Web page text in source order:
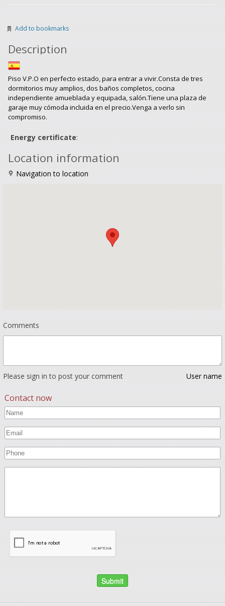
Add to bookmarks
Description
Piso V.P.O en perfecto estado, para entrar a vivir.Consta de tres
dormitorios muy amplios, dos baños completos, cocina
independiente amueblada y equipada, salón.Tiene una plaza de
garaje muy cómoda incluida en el precio.Venga a verlo sin
compromiso.
Energy certificate:
Location information
Navigation to location
Comments
Please sign in to post your comment User name
Contact now